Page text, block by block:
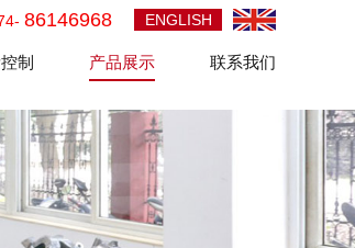
ENGLISH
86146968
制 产品展示 联系我们